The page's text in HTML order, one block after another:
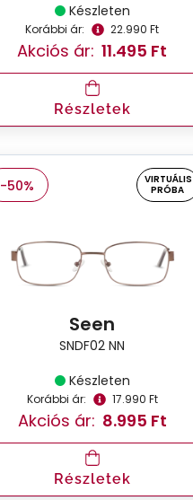
Készleten
Korábbi ár: 22.990 Ft
Akciós ár: 11.495 Ft
Részletek
-50%
VIRTUÁLIS
PRÓBA
Seen
SNDF02 NN
Készleten
Korábbi ár: 17.990 Ft
Akciós ár: 8.995 Ft
Részletek